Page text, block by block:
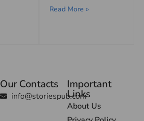
Read More »
Our Contacts
info@storiespub.com
Important
Links
About Us